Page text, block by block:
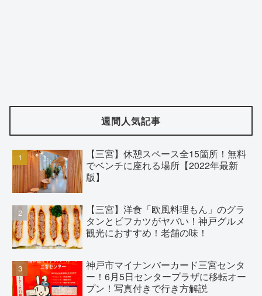
週間人気記事
【三宮】休憩スペース全15箇所！無料
でベンチに座れる場所【2022年最新
版】
【三宮】洋食「欧風料理もん」のグラ
タンとビフカツがヤバい！神戸グルメ
観光におすすめ！老舗の味！
神戸市マイナンバーカード三宮センタ
ー！6月5日センタープラザに移転オー
プン！写真付きで行き方解説